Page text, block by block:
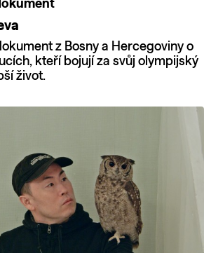
z Bosny a Hercegoviny o
kteří bojují za svůj olympijský
život.